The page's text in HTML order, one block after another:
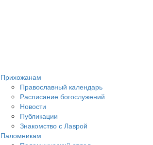
Прихожанам
Православный календарь
Расписание богослужений
Новости
Публикации
Знакомство с Лаврой
Паломникам